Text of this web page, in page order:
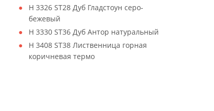
H 3326 ST28 Дуб Гладстоун серо-
бежевый
H 3330 ST36 Дуб Антор натуральный
H 3408 ST38 Лиственница горная
коричневая термо